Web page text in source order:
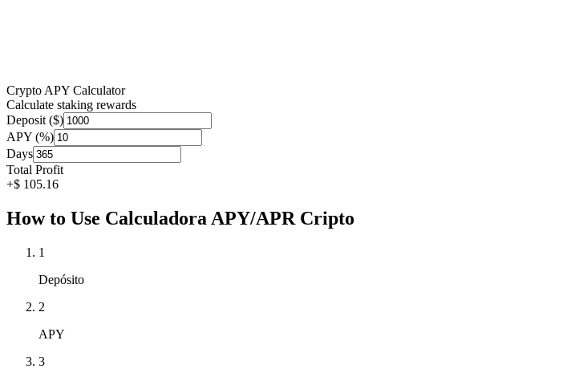
Crypto APY Calculator
Calculate staking rewards
Deposit ($)
APY (%)
Days
Total Profit
+$ 105.16
How to Use Calculadora APY/APR Cripto
1
Depósito
2
APY
3